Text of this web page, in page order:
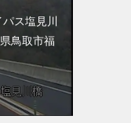
ス塩見川
鳥取市福